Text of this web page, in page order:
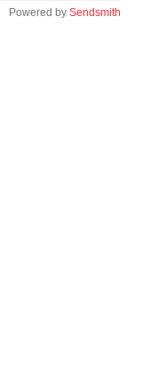
Powered by Sendsmith